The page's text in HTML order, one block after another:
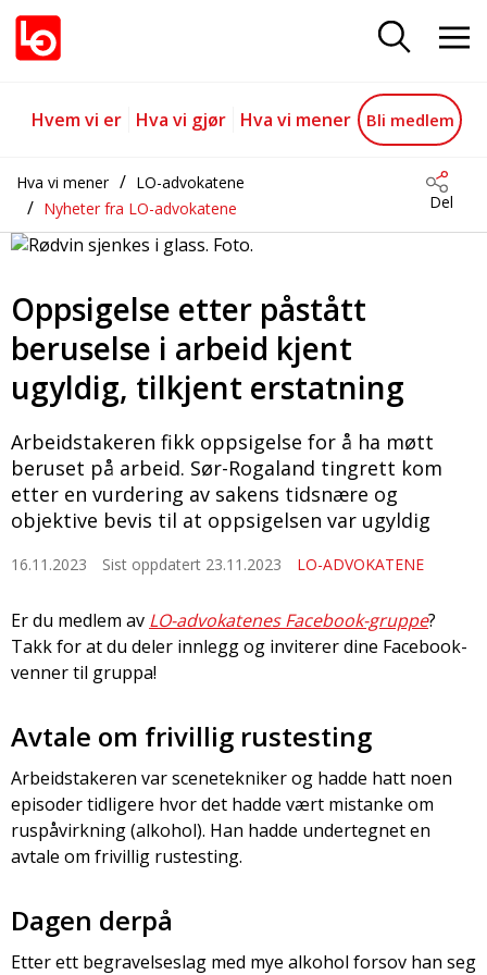
Oppsigelse beruselse
Gå til hovedinnhold
Gå til navigasjon
Hvem vi er Hva vi gjør Hva vi mener Bli medlem
Hva vi mener
LO-advokatene
Nyheter fra LO-advokatene
Del
Oppsigelse etter påstått
beruselse i arbeid kjent
ugyldig, tilkjent erstatning
Arbeidstakeren fikk oppsigelse for å ha møtt
beruset på arbeid. Sør-Rogaland tingrett kom
etter en vurdering av sakens tidsnære og
objektive bevis til at oppsigelsen var ugyldig
16.11.2023 Sist oppdatert 23.11.2023 LO-ADVOKATENE
Er du medlem av LO-advokatenes Facebook-gruppe?
Takk for at du deler innlegg og inviterer dine Facebook-
venner til gruppa!
Avtale om frivillig rustesting
Arbeidstakeren var scenetekniker og hadde hatt noen
episoder tidligere hvor det hadde vært mistanke om
ruspåvirkning (alkohol). Han hadde undertegnet en
avtale om frivillig rustesting.
Dagen derpå
Etter ett begravelseslag med mye alkohol forsov han seg